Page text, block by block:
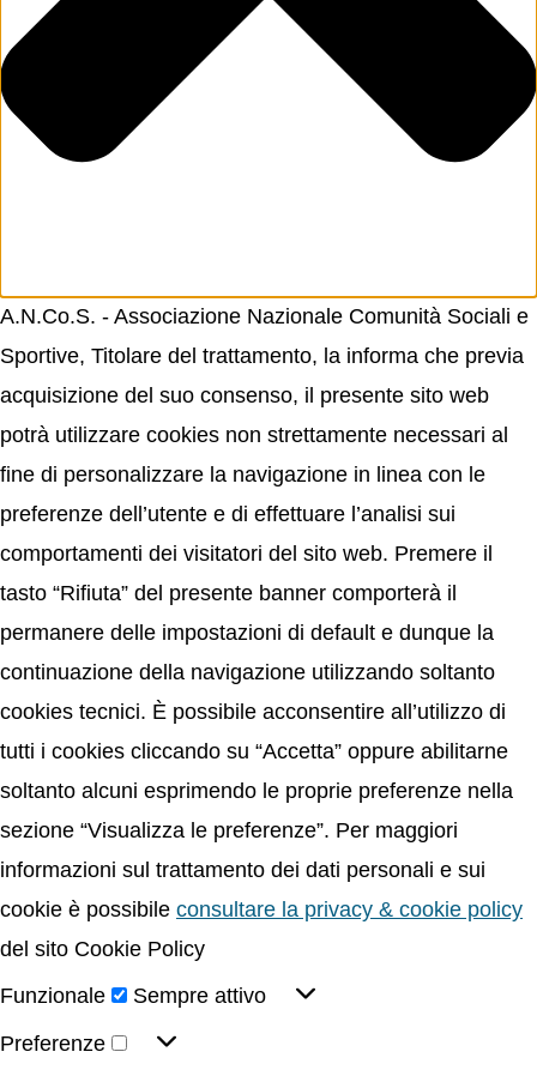
A.N.Co.S. - Associazione Nazionale Comunità Sociali e
Sportive, Titolare del trattamento, la informa che previa
acquisizione del suo consenso, il presente sito web
potrà utilizzare cookies non strettamente necessari al
fine di personalizzare la navigazione in linea con le
preferenze dell’utente e di effettuare l’analisi sui
comportamenti dei visitatori del sito web. Premere il
tasto “Rifiuta” del presente banner comporterà il
permanere delle impostazioni di default e dunque la
continuazione della navigazione utilizzando soltanto
cookies tecnici. È possibile acconsentire all’utilizzo di
tutti i cookies cliccando su “Accetta” oppure abilitarne
soltanto alcuni esprimendo le proprie preferenze nella
sezione “Visualizza le preferenze”. Per maggiori
informazioni sul trattamento dei dati personali e sui
cookie è possibile consultare la privacy & cookie policy
del sito Cookie Policy
Funzionale
Sempre attivo
Preferenze